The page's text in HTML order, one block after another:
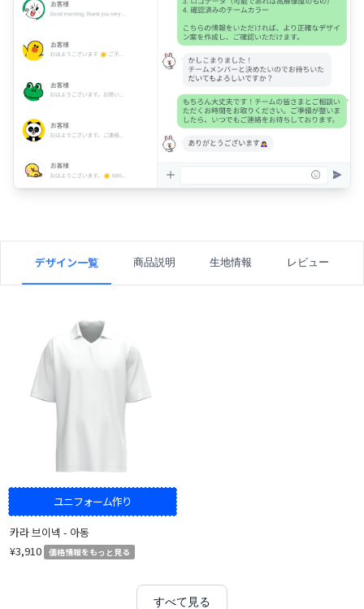
デザイン一覧 商品説明 生地情報 レビュー
ユニフォーム作り
카라 브이넥 - 아동
¥3,910
価格情報をもっと見る
すべて見る